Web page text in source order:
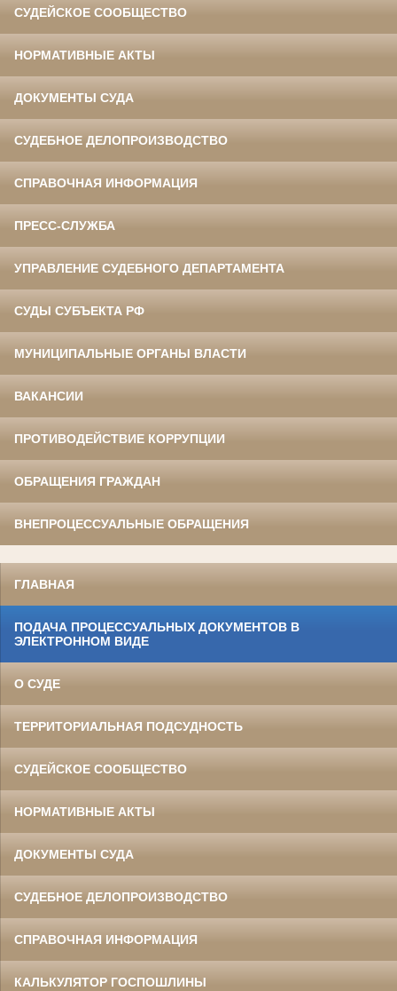
СУДЕЙСКОЕ СООБЩЕСТВО
НОРМАТИВНЫЕ АКТЫ
ДОКУМЕНТЫ СУДА
СУДЕБНОЕ ДЕЛОПРОИЗВОДСТВО
СПРАВОЧНАЯ ИНФОРМАЦИЯ
ПРЕСС-СЛУЖБА
УПРАВЛЕНИЕ СУДЕБНОГО ДЕПАРТАМЕНТА
СУДЫ СУБЪЕКТА РФ
МУНИЦИПАЛЬНЫЕ ОРГАНЫ ВЛАСТИ
ВАКАНСИИ
ПРОТИВОДЕЙСТВИЕ КОРРУПЦИИ
ОБРАЩЕНИЯ ГРАЖДАН
ВНЕПРОЦЕССУАЛЬНЫЕ ОБРАЩЕНИЯ
ГЛАВНАЯ
ПОДАЧА ПРОЦЕССУАЛЬНЫХ ДОКУМЕНТОВ В
ЭЛЕКТРОННОМ ВИДЕ
О СУДЕ
ТЕРРИТОРИАЛЬНАЯ ПОДСУДНОСТЬ
СУДЕЙСКОЕ СООБЩЕСТВО
НОРМАТИВНЫЕ АКТЫ
ДОКУМЕНТЫ СУДА
СУДЕБНОЕ ДЕЛОПРОИЗВОДСТВО
СПРАВОЧНАЯ ИНФОРМАЦИЯ
КАЛЬКУЛЯТОР ГОСПОШЛИНЫ